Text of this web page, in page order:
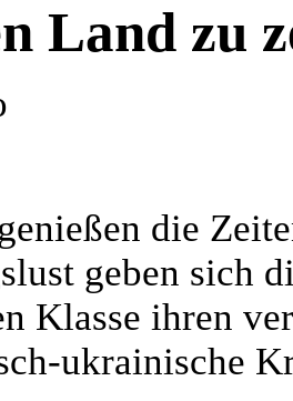
Land zu
die
geben sich
Klasse ihren
ukrainische